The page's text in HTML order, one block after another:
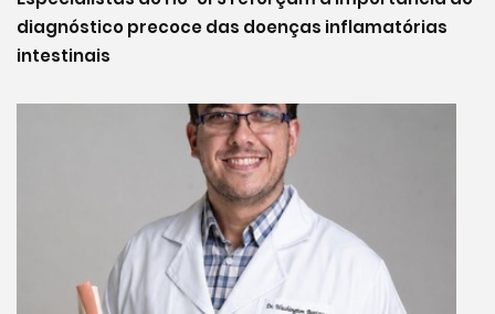
diagnóstico precoce das doenças inflamatórias
intestinais